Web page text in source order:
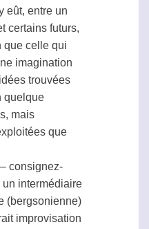
eût, entre un
certains futurs,
que celle qui
imagination
trouvées
quelque
mais
que
consignez-
un intermédiaire
(bergsonienne)
improvisation